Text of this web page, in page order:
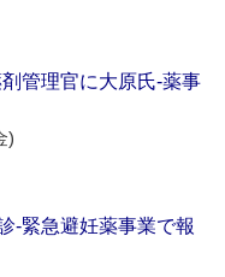
管理官に大原氏‐薬事
)
‐緊急避妊薬事業で報